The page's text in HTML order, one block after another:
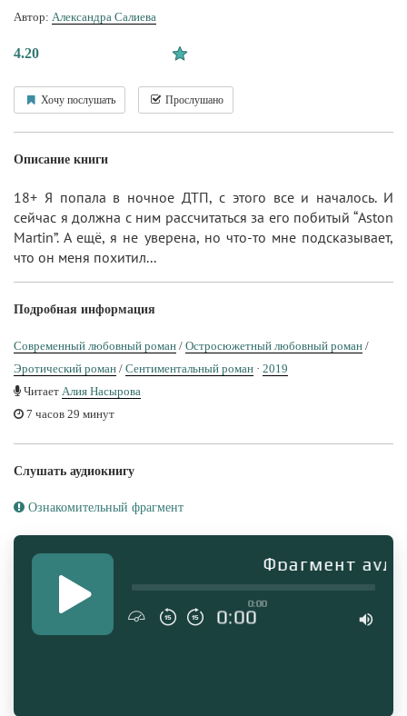
Автор: Александра Салиева
4.20
Хочу послушать Прослушано
Описание книги
18+ Я попала в ночное ДТП, с этого все и началось. И
сейчас я должна с ним рассчитаться за его побитый “Aston
Martin”. А ещё, я не уверена, но что-то мне подсказывает,
что он меня похитил...
Подробная информация
Современный любовный роман / Остросюжетный любовный роман /
Эротический роман / Сентиментальный роман · 2019
Читает Алия Насырова
7 часов 29 минут
Слушать аудиокнигу
Ознакомительный фрагмент
Фрагмент
0:00
0:00